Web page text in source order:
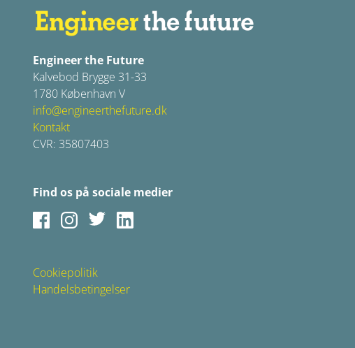
Engineer the Future
Kalvebod Brygge 31-33
1780 København V
info@engineerthefuture.dk
Kontakt
CVR: 35807403
Find os på sociale medier
FacebookInstagram
Twitter
Cookiepolitik
Handelsbetingelser